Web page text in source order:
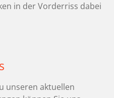
in der Vorderriss dabei
unseren aktuellen